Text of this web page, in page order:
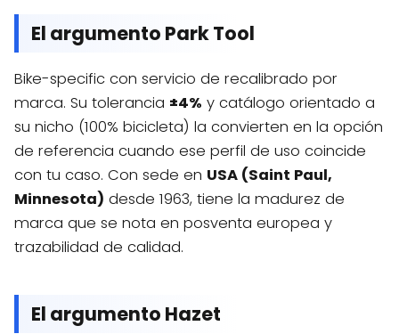
El argumento Park Tool
Bike-specific con servicio de recalibrado por
marca. Su tolerancia ±4% y catálogo orientado a
su nicho (100% bicicleta) la convierten en la opción
de referencia cuando ese perfil de uso coincide
con tu caso. Con sede en USA (Saint Paul,
Minnesota) desde 1963, tiene la madurez de
marca que se nota en posventa europea y
trazabilidad de calidad.
El argumento Hazet